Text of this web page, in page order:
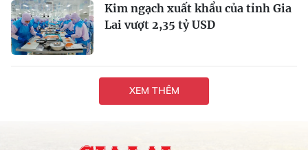
Kim ngạch xuất khẩu của tỉnh Gia
Lai vượt 2,35 tỷ USD
XEM THÊM